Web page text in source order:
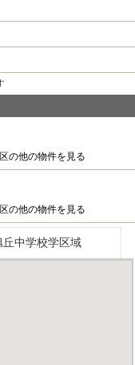
の他の物件を見る
の他の物件を見る
丘中学校学区域